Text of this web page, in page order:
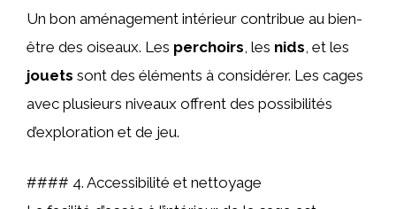
Un bon aménagement intérieur contribue au bien-
être des oiseaux. Les perchoirs , les nids , et les
jouets sont des éléments à considérer. Les cages
avec plusieurs niveaux offrent des possibilités
d’exploration et de jeu.
#### 4. Accessibilité et nettoyage